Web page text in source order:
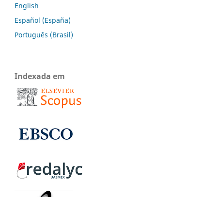
English
Español (España)
Português (Brasil)
Indexada em